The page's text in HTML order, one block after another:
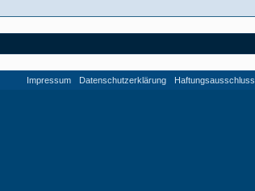
Impressum Datenschutzerklärung Haftungsausschluss